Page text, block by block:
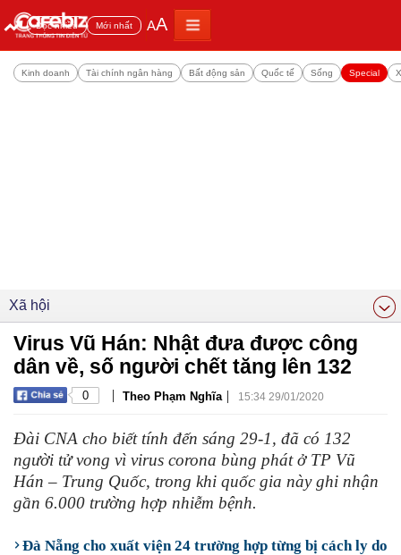
Đọc nhiều Mới nhất AA
Kinh doanh Tài chính ngân hàng Bất động sản Quốc tế Sống Special
Xã hội
Virus Vũ Hán: Nhật đưa được công
dân về, số người chết tăng lên 132
0 | Theo Phạm Nghĩa | 15:34 29/01/2020
Đài CNA cho biết tính đến sáng 29-1, đã có 132
người tử vong vì virus corona bùng phát ở TP Vũ
Hán – Trung Quốc, trong khi quốc gia này ghi nhận
gần 6.000 trường hợp nhiễm bệnh.
Đà Nẵng cho xuất viện 24 trường hợp từng bị cách ly do